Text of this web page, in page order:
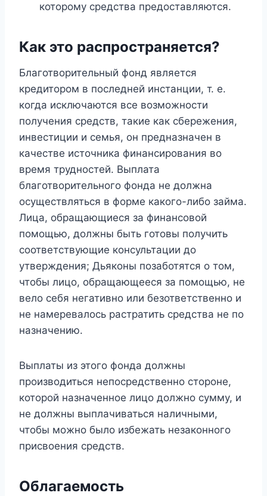
которому средства предоставляются.
Как это распространяется?
Благотворительный фонд является
кредитором в последней инстанции, т. е.
когда исключаются все возможности
получения средств, такие как сбережения,
инвестиции и семья, он предназначен в
качестве источника финансирования во
время трудностей. Выплата
благотворительного фонда не должна
осуществляться в форме какого-либо займа.
Лица, обращающиеся за финансовой
помощью, должны быть готовы получить
соответствующие консультации до
утверждения; Дьяконы позаботятся о том,
чтобы лицо, обращающееся за помощью, не
вело себя негативно или безответственно и
не намеревалось растратить средства не по
назначению.
Выплаты из этого фонда должны
производиться непосредственно стороне,
которой назначенное лицо должно сумму, и
не должны выплачиваться наличными,
чтобы можно было избежать незаконного
присвоения средств.
Облагаемость